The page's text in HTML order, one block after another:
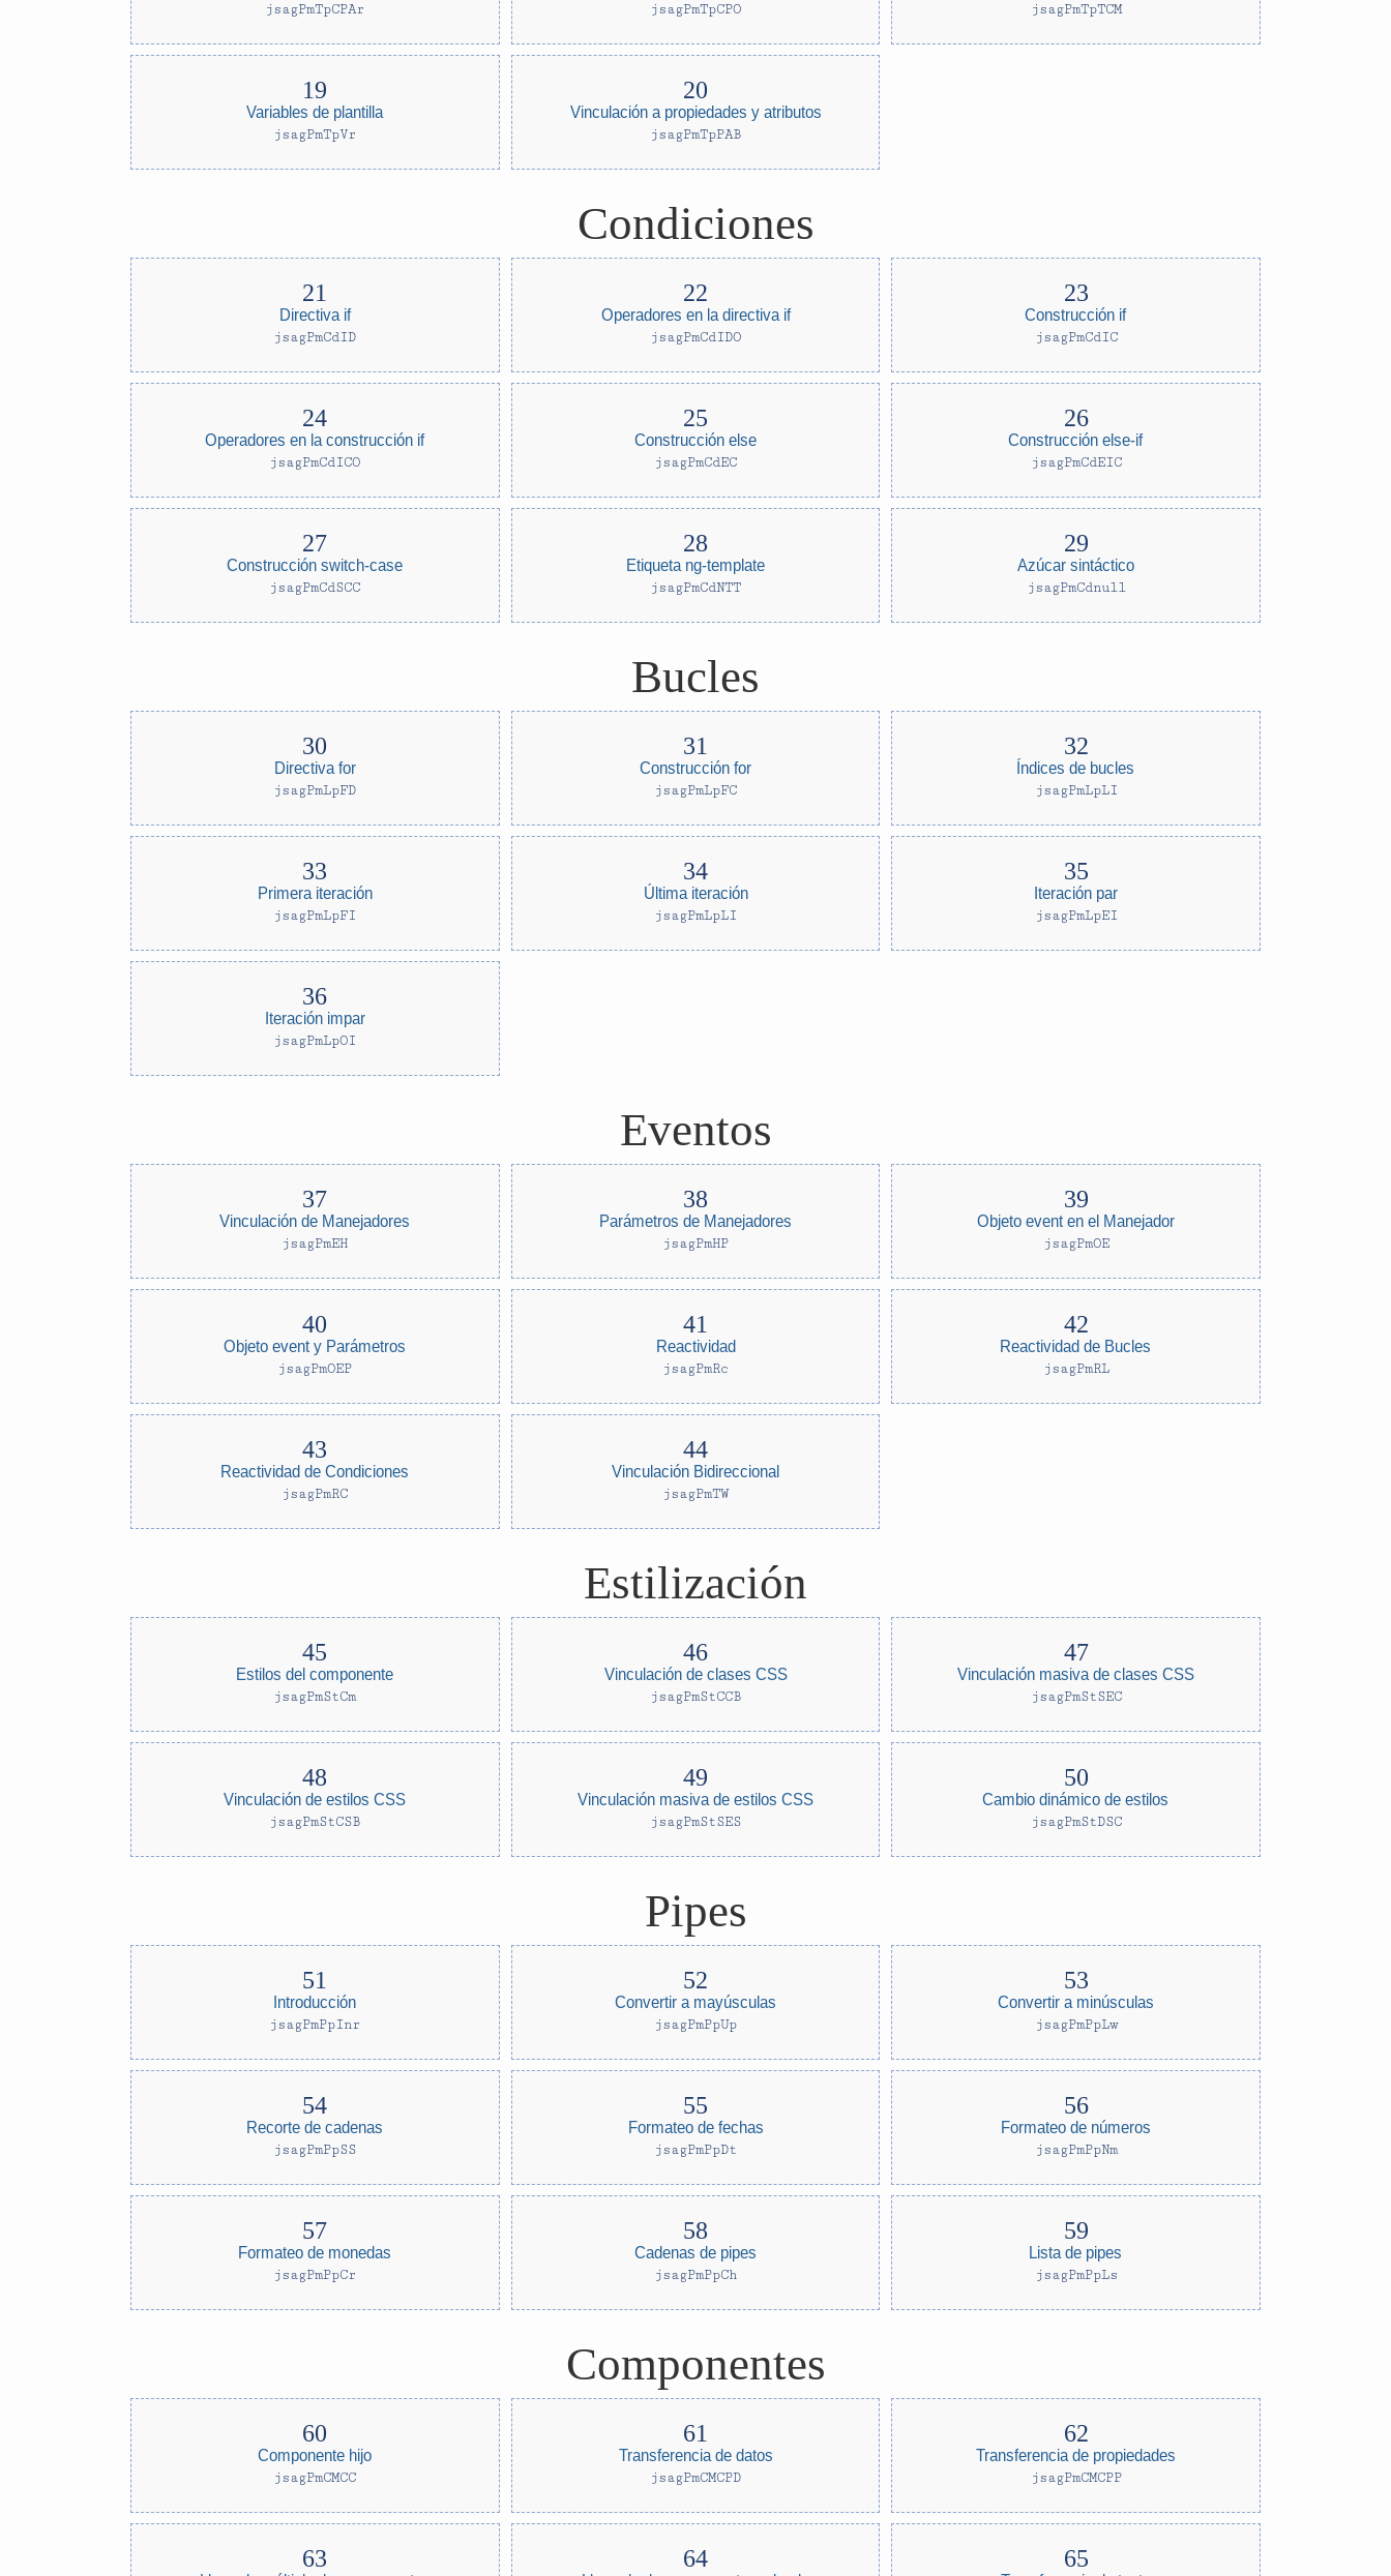
jsagPmTpCPAr jsagPmTpCPO jsagPmTpTCM
Variables de plantilla
jsagPmTpVr
Vinculación a propiedades y atributos
jsagPmTpPAB
Condiciones
Directiva if
jsagPmCdID
Operadores en la directiva if
jsagPmCdIDO
Construcción if
jsagPmCdIC
Operadores en la construcción if
jsagPmCdICO
Construcción else
jsagPmCdEC
Construcción else-if
jsagPmCdEIC
Construcción switch-case
jsagPmCdSCC
Etiqueta ng-template
jsagPmCdNTT
Azúcar sintáctico
jsagPmCdnull
Bucles
Directiva for
jsagPmLpFD
Construcción for
jsagPmLpFC
Índices de bucles
jsagPmLpLI
Primera iteración
jsagPmLpFI
Última iteración
jsagPmLpLI
Iteración par
jsagPmLpEI
Iteración impar
jsagPmLpOI
Eventos
Vinculación de Manejadores
jsagPmEH
Parámetros de Manejadores
jsagPmHP
Objeto event en el Manejador
jsagPmOE
Objeto event y Parámetros
jsagPmOEP
Reactividad
jsagPmRc
Reactividad de Bucles
jsagPmRL
Reactividad de Condiciones
jsagPmRC
Vinculación Bidireccional
jsagPmTW
Estilización
Estilos del componente
jsagPmStCm
Vinculación de clases CSS
jsagPmStCCB
Vinculación masiva de clases CSS
jsagPmStSEC
Vinculación de estilos CSS
jsagPmStCSB
Vinculación masiva de estilos CSS
jsagPmStSES
Cambio dinámico de estilos
jsagPmStDSC
Pipes
Introducción
jsagPmPpInr
Convertir a mayúsculas
jsagPmPpUp
Convertir a minúsculas
jsagPmPpLw
Recorte de cadenas
jsagPmPpSS
Formateo de fechas
jsagPmPpDt
Formateo de números
jsagPmPpNm
Formateo de monedas
jsagPmPpCr
Cadenas de pipes
jsagPmPpCh
Lista de pipes
jsagPmPpLs
Componentes
Componente hijo
jsagPmCMCC
Transferencia de datos
jsagPmCMCPD
Transferencia de propiedades
jsagPmCMCPP